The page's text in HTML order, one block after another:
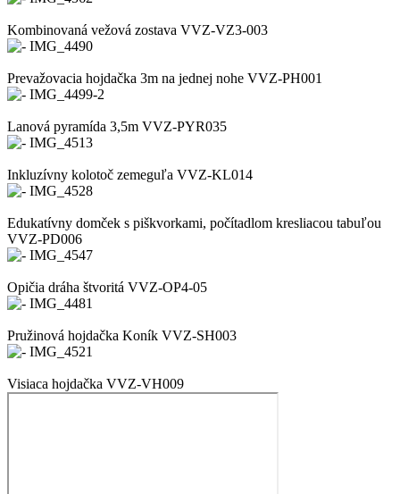
Kombinovaná vežová zostava VVZ-VZ3-003
Prevažovacia hojdačka 3m na jednej nohe VVZ-PH001
Lanová pyramída 3,5m VVZ-PYR035
Inkluzívny kolotoč zemeguľa VVZ-KL014
Edukatívny domček s piškvorkami, počítadlom kresliacou tabuľou
VVZ-PD006
Opičia dráha štvoritá VVZ-OP4-05
Pružinová hojdačka Koník VVZ-SH003
Visiaca hojdačka VVZ-VH009